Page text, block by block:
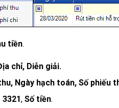
tiền.
chỉ, Diễn giải.
Ngày hạch toán, Số phiếu
3321, Số tiền.